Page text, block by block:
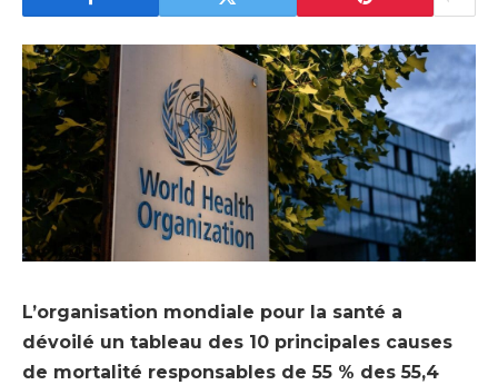
L’organisation mondiale pour la santé a
dévoilé un tableau des 10 principales causes
de mortalité responsables de 55 % des 55,4